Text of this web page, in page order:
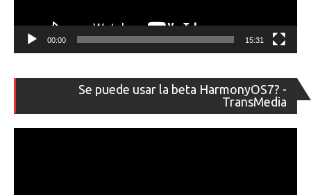
00:00 15:31
Se puede usar la beta HarmonyOS7? -
TransMedia
de